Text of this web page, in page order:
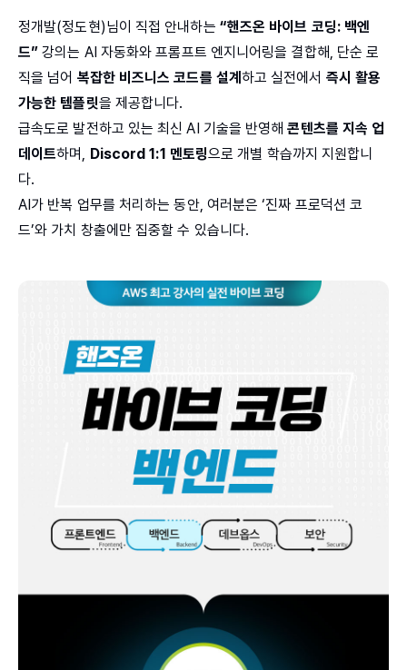
정개발(정도현)님이 직접 안내하는 “핸즈온 바이브 코딩: 백엔
드” 강의는 AI 자동화와 프롬프트 엔지니어링을 결합해, 단순 로
직을 넘어 복잡한 비즈니스 코드를 설계 하고 실전에서 즉시 활용
가능한 템플릿을 제공합니다.
급속도로 발전하고 있는 최신 AI 기술을 반영해콘텐츠를 지속 업
데이트하며, Discord 1:1 멘토링으로 개별 학습까지 지원합니
다.
AI가 반복 업무를 처리하는 동안, 여러분은 ‘진짜 프로덕션 코
드’와 가치 창출에만 집중할 수 있습니다.